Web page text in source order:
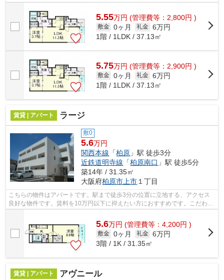
5.55万円 (管理費等：2,800円 )
敷金 0ヶ月 礼金 6万円
1階 / 1LDK / 37.13㎡
5.75万円 (管理費等：2,900円 )
敷金 0ヶ月 礼金 6万円
1階 / 1LDK / 37.13㎡
賃貸 | アパート ラージ
敷0
5.6万円
関西本線 「柏原 」駅 徒歩3分
近鉄道明寺線 「柏原南口 」駅 徒歩5分
築14年 / 31.35㎡
大阪府柏原市 上市 １丁目
こちらの物件はアパートです。駅まで徒歩3分の位置に立地する、アクセス
良好な物件です。賃料を10万円以下に抑えたい方におすすめです。こだわり
5.6万円 (管理費等：4,200円 )
敷金 0ヶ月 礼金 6万円
3階 / 1K / 31.35㎡
賃貸 | アパート アヴニール